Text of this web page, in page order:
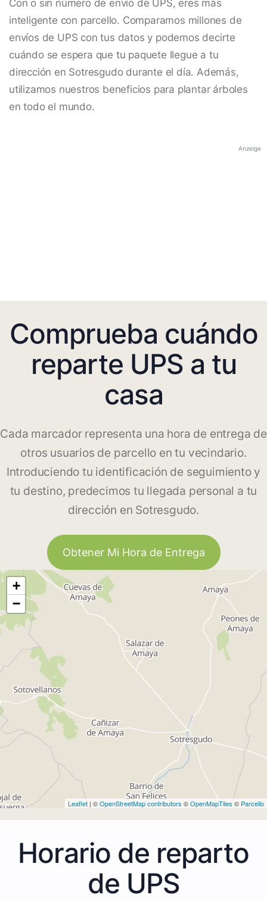
Con o sin número de envío de UPS, eres más
inteligente con parcello. Comparamos millones de
envíos de UPS con tus datos y podemos decirte
cuándo se espera que tu paquete llegue a tu
dirección en Sotresgudo durante el día. Además,
utilizamos nuestros beneficios para plantar árboles
en todo el mundo.
Anzeige
Comprueba cuándo
reparte UPS a tu
casa
Cada marcador representa una hora de entrega de
otros usuarios de parcello en tu vecindario.
Introduciendo tu identificación de seguimiento y
tu destino, predecimos tu llegada personal a tu
dirección en Sotresgudo.
Obtener Mi Hora de Entrega
+
−
Leaflet | ©OpenStreetMap contributors ©OpenMapTiles © Parcello
Horario de reparto
de UPS